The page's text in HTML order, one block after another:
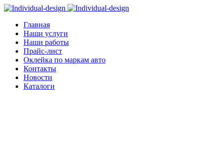
Главная
Наши услуги
Наши работы
Прайс-лист
Оклейка по маркам авто
Контакты
Новости
Каталоги